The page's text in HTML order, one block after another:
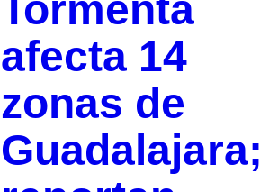
Tormenta
afecta 14
zonas de